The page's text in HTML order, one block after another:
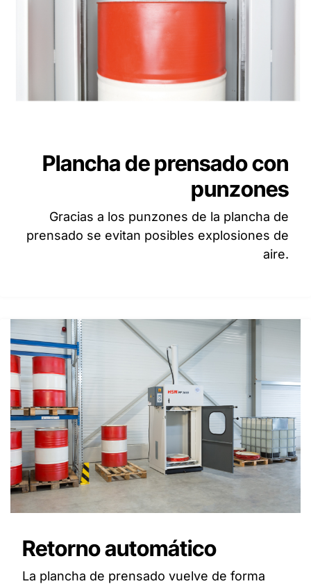
Plancha de prensado con
punzones
Gracias a los punzones de la plancha de
prensado se evitan posibles explosiones de
aire.
Retorno automático
La plancha de prensado vuelve de forma